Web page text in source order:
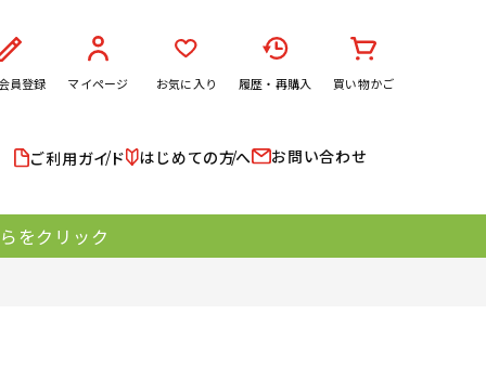
員登録 マイページ お気に入り 履歴・再購入 買い物かご
ご利用ガイド はじめての方へ お問い合わせ
をクリック